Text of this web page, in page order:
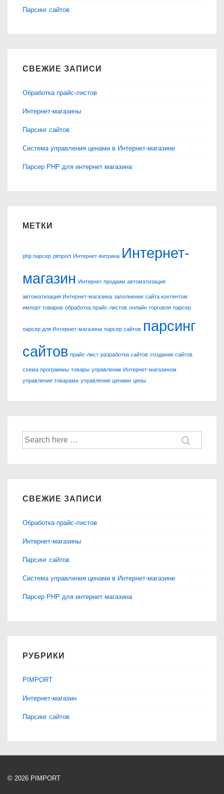
Парсинг сайтов
СВЕЖИЕ ЗАПИСИ
Обработка прайс-листов
Интернет-магазины
Парсинг сайтов
Система управления ценами в Интернет-магазине
Парсер PHP для интернет магазина
МЕТКИ
php парсер pimport Интернет-витрина Интернет-
магазин Интернет продажи автоматизация
автоматизация Интернет-магазина заполнение сайта контентом
импорт товаров обработка прайс-листов онлайн торговля парсер
парсер для Интернет-магазина парсер сайтов парсинг
сайтов прайс-лист разработка сайтов создание сайтов
схема программы товары управление Интернет-магазином
управление товарами управление ценами цены
Найти:
СВЕЖИЕ ЗАПИСИ
Обработка прайс-листов
Интернет-магазины
Парсинг сайтов
Система управления ценами в Интернет-магазине
Парсер PHP для интернет магазина
РУБРИКИ
PIMPORT
Интернет-магазин
Парсинг сайтов
© 2026 PIMPORT